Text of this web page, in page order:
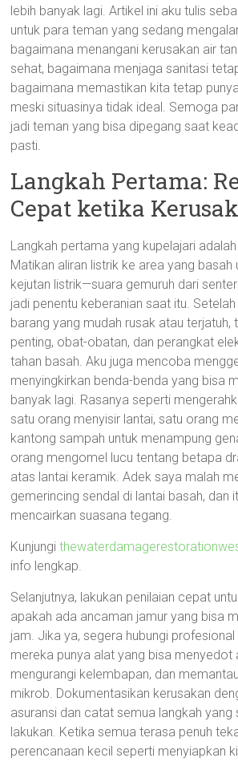
lebih banyak lagi. Artikel ini aku tulis
untuk para teman yang sedang
bagaimana menangani kerusakan air
sehat, bagaimana menjaga sanitasi
bagaimana memastikan kita tetap
meski situasinya tidak ideal. Semoga
jadi teman yang bisa dipegang saat
pasti.
Langkah Pertama:
Cepat ketika
Langkah pertama yang kupelajari
Matikan aliran listrik ke area yang basah
kejutan listrik—suara gemuruh dari
jadi penentu keberanian saat itu. Setelah
barang yang mudah rusak atau terjatuh,
penting, obat-obatan, dan perangkat
tahan basah. Aku juga mencoba
menyingkirkan benda-benda yang bisa
banyak lagi. Rasanya seperti
satu orang menyisir lantai, satu orang
kantong sampah untuk menampung
orang mengomel lucu tentang betapa
atas lantai keramik. Adek saya malah
gemerincing sendal di lantai basah, dan
mencairkan suasana tegang.
Kunjungi
info lengkap.
Selanjutnya, lakukan penilaian cepat
apakah ada ancaman jamur yang bisa
jam. Jika ya, segera hubungi
mereka punya alat yang bisa menyedot
mengurangi kelembapan, dan
mikrob. Dokumentasikan kerusakan
asuransi dan catat semua langkah yang
lakukan. Ketika semua terasa penuh
perencanaan kecil seperti menyiapkan